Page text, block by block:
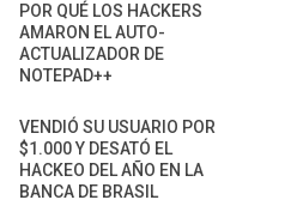
POR QUÉ LOS HACKERS
AMARON EL AUTO-
ACTUALIZADOR DE
NOTEPAD++
VENDIÓ SU USUARIO POR
$1.000 Y DESATÓ EL
HACKEO DEL AÑO EN LA
BANCA DE BRASIL